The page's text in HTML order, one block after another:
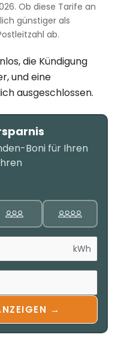
Ob diese Tarife an
günstiger als
ab.
die Kündigung
und eine
ausgeschlossen.
Boni für Ihren
kWh
→